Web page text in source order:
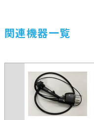
関連機器一覧